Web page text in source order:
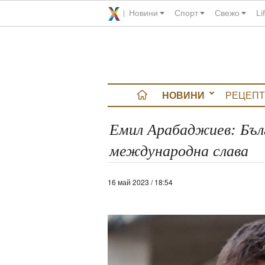
Новини Спорт Свежо
НОВИНИ
Емил Арабаджиев:
международна слава
16 май 2023 / 18:54